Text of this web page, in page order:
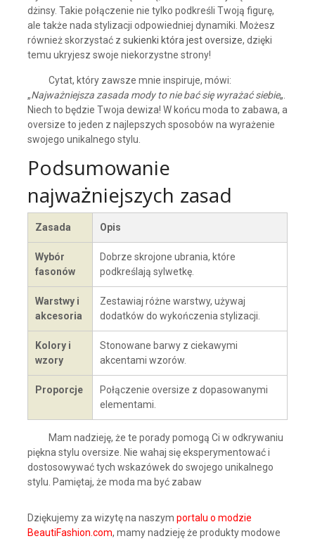
dżinsy. Takie połączenie nie tylko podkreśli Twoją figurę,
ale także nada stylizacji odpowiedniej dynamiki. Możesz
również skorzystać z sukienki która jest oversize, dzięki
temu ukryjesz swoje niekorzystne strony!
Cytat, który zawsze mnie inspiruje, mówi:
„Najważniejsza zasada mody to nie bać się wyrażać siebie„.
Niech to będzie Twoja dewiza! W końcu moda to zabawa, a
oversize to jeden z najlepszych sposobów na wyrażenie
swojego unikalnego stylu.
Podsumowanie
najważniejszych zasad
Zasada Opis
Wybór
fasonów
Dobrze skrojone ubrania, które
podkreślają sylwetkę.
Warstwy i
akcesoria
Zestawiaj różne warstwy, używaj
dodatków do wykończenia stylizacji.
Kolory i
wzory
Stonowane barwy z ciekawymi
akcentami wzorów.
Proporcje
Połączenie oversize z dopasowanymi
elementami.
Mam nadzieję, że te porady pomogą Ci w odkrywaniu
piękna stylu oversize. Nie wahaj się eksperymentować i
dostosowywać tych wskazówek do swojego unikalnego
stylu. Pamiętaj, że moda ma być zabaw
Dziękujemy za wizytę na naszym portalu o modzie
BeautiFashion.com, mamy nadzieję że produkty modowe